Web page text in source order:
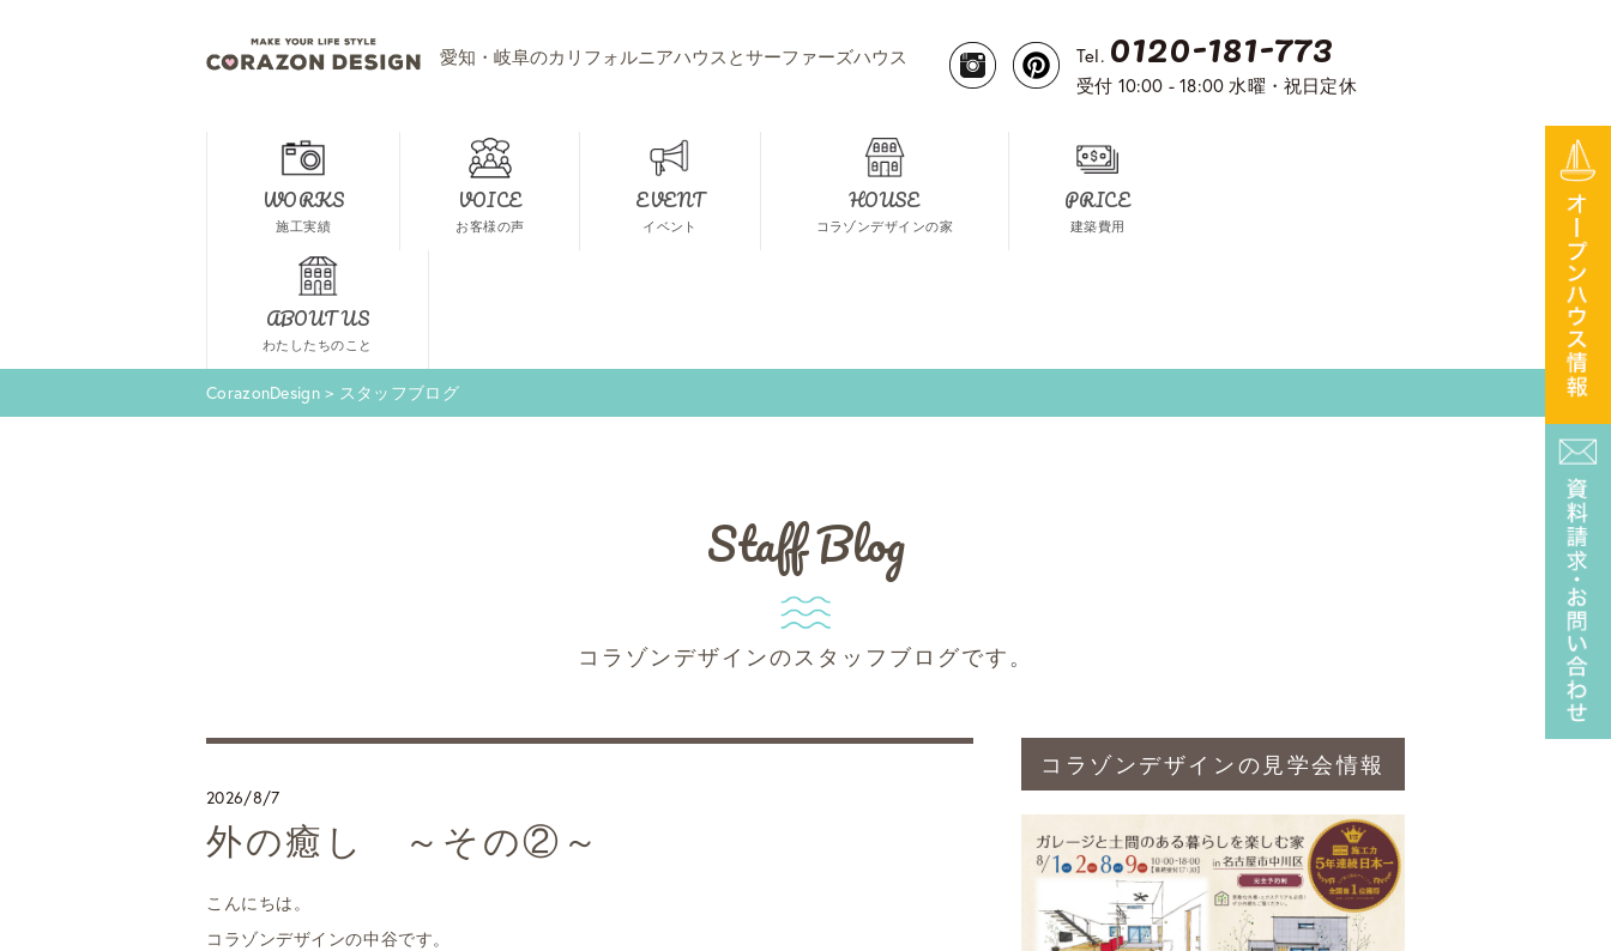
愛知・岐阜のカリフォルニアハウスとサーファーズハウス Tel. 0120-181-773
受付 10:00 - 18:00 水曜・祝日定休
WORKS
施工実績
VOICE
お客様の声
EVENT
イベント
HOUSE
コラゾンデザインの家
PRICE
建築費用
ABOUT US
わたしたちのこと
CorazonDesign> スタッフブログ
Staff Blog
コラゾンデザインのスタッフブログです。
2026/8/7
外の癒し ～その②～
こんにちは。
コラゾンデザインの中谷です。
コラゾンデザインの見学会情報